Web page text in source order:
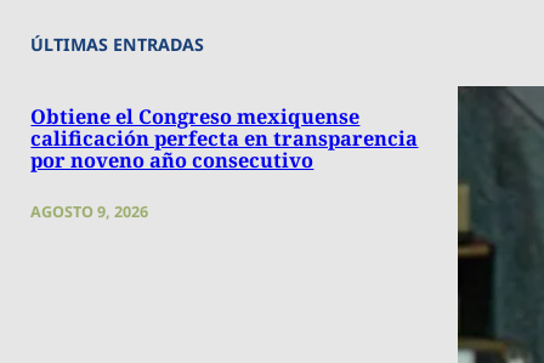
ÚLTIMAS ENTRADAS
Obtiene el Congreso mexiquense
calificación perfecta en transparencia
por noveno año consecutivo
AGOSTO 9, 2026